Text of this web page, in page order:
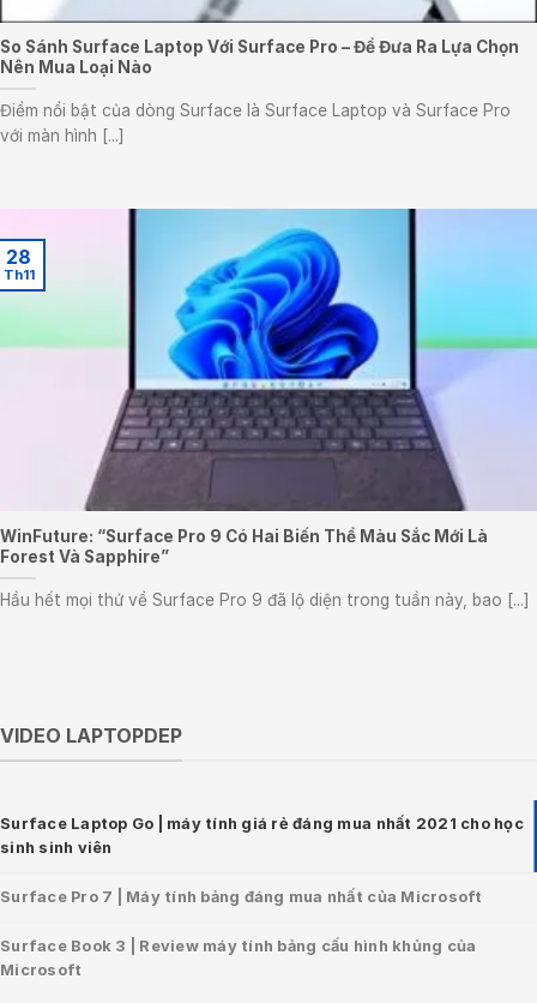
So Sánh Surface Laptop Với Surface Pro – Để Đưa Ra Lựa Chọn
Nên Mua Loại Nào
Điểm nổi bật của dòng Surface là Surface Laptop và Surface Pro
với màn hình [...]
WinFuture: “Surface Pro 9 Có Hai Biến Thể Màu Sắc Mới Là
Forest Và Sapphire”
Hầu hết mọi thứ về Surface Pro 9 đã lộ diện trong tuần này, bao [...]
28
Th11
VIDEO LAPTOPDEP
Surface Laptop Go | máy tính giá rẻ đáng mua nhất 2021 cho học
sinh sinh viên
Surface Pro 7 | Máy tính bảng đáng mua nhất của Microsoft
Surface Book 3 | Review máy tính bảng cấu hình khủng của
Microsoft